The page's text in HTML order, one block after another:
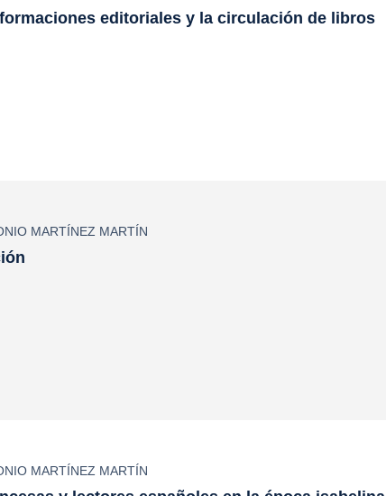
editoriales y la circulación de libros
MARTÍNEZ MARTÍN
MARTÍNEZ MARTÍN